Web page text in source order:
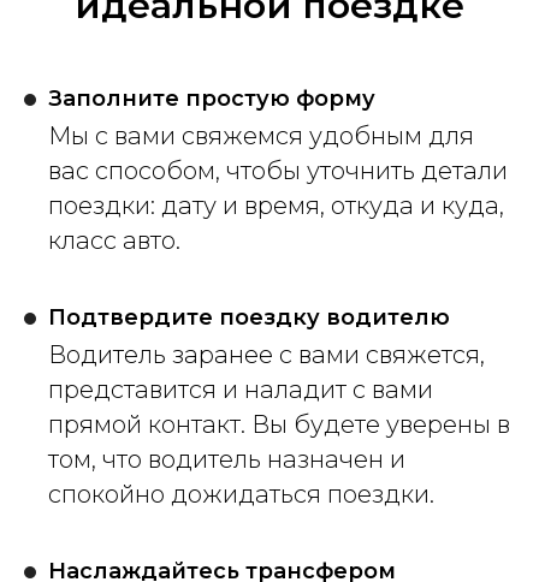
Заполните простую форму
Мы с вами свяжемся удобным для
вас способом, чтобы уточнить детали
поездки: дату и время, откуда и куда,
класс авто.
Подтвердите поездку водителю
Водитель заранее с вами свяжется,
представится и наладит с вами
прямой контакт. Вы будете уверены в
том, что водитель назначен и
спокойно дожидаться поездки.
Наслаждайтесь трансфером